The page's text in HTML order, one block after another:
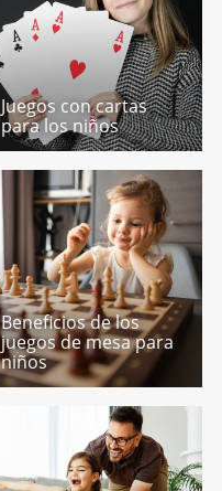
Juegos con cartas
para los niños
Beneficios de los
juegos de mesa para
niños